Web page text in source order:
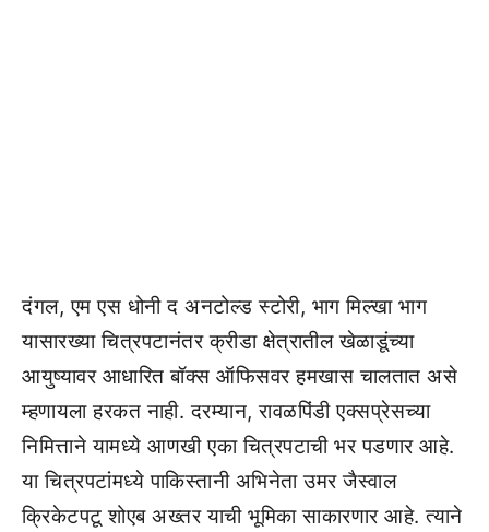
दंगल, एम एस धोनी द अनटोल्ड स्टोरी, भाग मिल्खा भाग
यासारख्या चित्रपटानंतर क्रीडा क्षेत्रातील खेळाडूंच्या
आयुष्यावर आधारित बॉक्स ऑफिसवर हमखास चालतात असे
म्हणायला हरकत नाही. दरम्यान, रावळपिंडी एक्सप्रेसच्या
निमित्ताने यामध्ये आणखी एका चित्रपटाची भर पडणार आहे.
या चित्रपटांमध्ये पाकिस्तानी अभिनेता उमर जैस्वाल
क्रिकेटपटू शोएब अख्तर याची भूमिका साकारणार आहे. त्याने